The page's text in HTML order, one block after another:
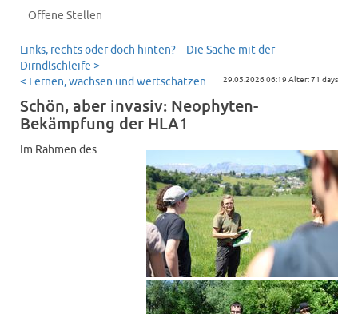
Offene Stellen
Links, rechts oder doch hinten? – Die Sache mit der
Dirndlschleife >
< Lernen, wachsen und wertschätzen
29.05.2026 06:19 Alter: 71 days
Schön, aber invasiv: Neophyten-
Bekämpfung der HLA1
Im Rahmen des